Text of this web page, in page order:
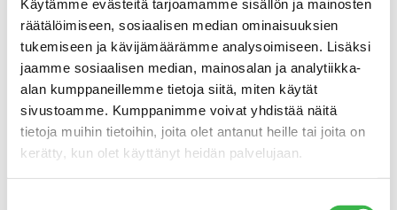
Käytämme evästeitä tarjoamamme sisällön ja mainosten
räätälöimiseen, sosiaalisen median ominaisuuksien
tukemiseen ja kävijämäärämme analysoimiseen. Lisäksi
jaamme sosiaalisen median, mainosalan ja analytiikka-
alan kumppaneillemme tietoja siitä, miten käytät
sivustoamme. Kumppanimme voivat yhdistää näitä
tietoja muihin tietoihin, joita olet antanut heille tai joita on
kerätty, kun olet käyttänyt heidän palvelujaan.